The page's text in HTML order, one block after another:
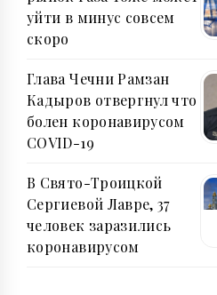
уйти в минус совсем
скоро
Глава Чечни Рамзан
Кадыров отвергнул что
болен коронавирусом
COVID-19
В Свято-Троицкой
Сергиевой Лавре, 37
человек заразились
коронавирусом